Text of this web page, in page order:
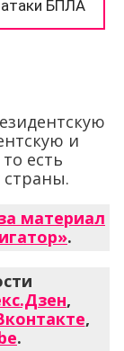
и
есть
материал
.
,
,
.